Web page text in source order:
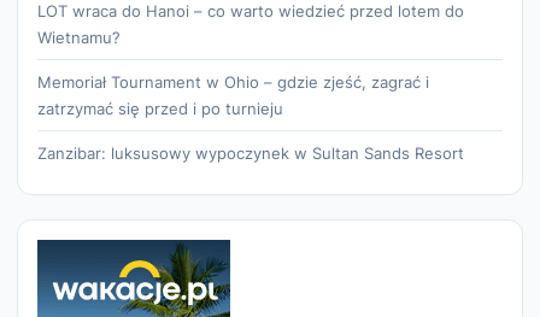
LOT wraca do Hanoi – co warto wiedzieć przed lotem do
Wietnamu?
Memoriał Tournament w Ohio – gdzie zjeść, zagrać i
zatrzymać się przed i po turnieju
Zanzibar: luksusowy wypoczynek w Sultan Sands Resort